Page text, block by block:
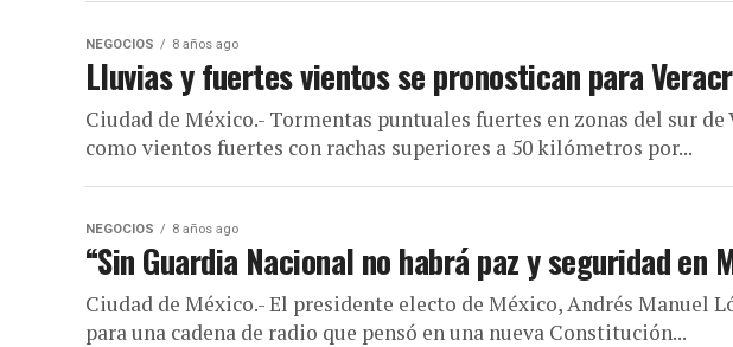
NEGOCIOS 8 años ago
Lluvias y fuertes vientos se pronostican para
Ciudad de México.- Tormentas puntuales fuertes en zonas del sur de
como vientos fuertes con rachas superiores a 50 kilómetros por...
NEGOCIOS 8 años ago
“Sin Guardia Nacional no habrá paz y seguridad en
Ciudad de México.- El presidente electo de México, Andrés Manuel
para una cadena de radio que pensó en una nueva Constitución...